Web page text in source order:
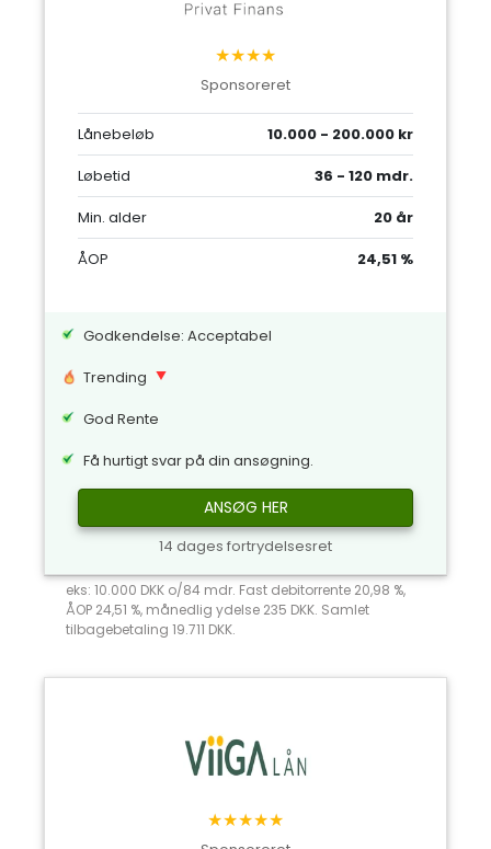
★★★★
Sponsoreret
Lånebeløb
10.000 - 200.000 kr
Løbetid
36 - 120 mdr.
Min. alder
20 år
ÅOP
24,51 %
Godkendelse: Acceptabel
Trending
God Rente
Få hurtigt svar på din ansøgning.
ANSØG HER
14 dages fortrydelsesret
eks: 10.000 DKK o/84 mdr. Fast debitorrente 20,98 %,
ÅOP 24,51 %, månedlig ydelse 235 DKK. Samlet
tilbagebetaling 19.711 DKK.
★★★★★